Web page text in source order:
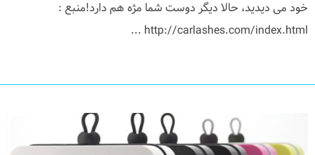
خود می دیدید، حالا دیگر دوست شما مژه هم دارد!منبع :
http://carlashes.com/index.html ...